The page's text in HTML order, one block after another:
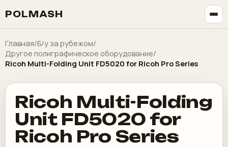
POLMASH
Главная/Б/у за рубежом/
Другое полиграфическое оборудование/
Ricoh Multi-Folding Unit FD5020 for Ricoh Pro Series
Ricoh Multi-Folding
Unit FD5020 for
Ricoh Pro Series